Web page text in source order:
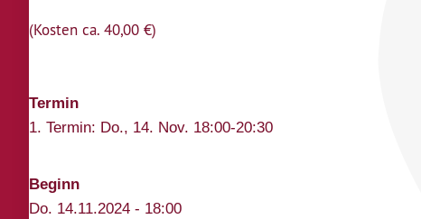
(Kosten ca. 40,00 €)
Termin
1. Termin: Do., 14. Nov. 18:00-20:30
Beginn
Do. 14.11.2024 - 18:00